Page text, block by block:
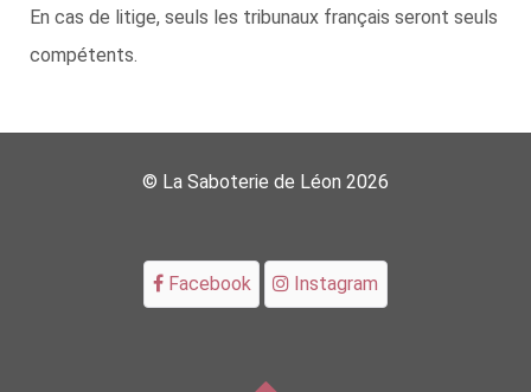
En cas de litige, seuls les tribunaux français seront seuls
compétents.
© La Saboterie de Léon 2026
Facebook Instagram